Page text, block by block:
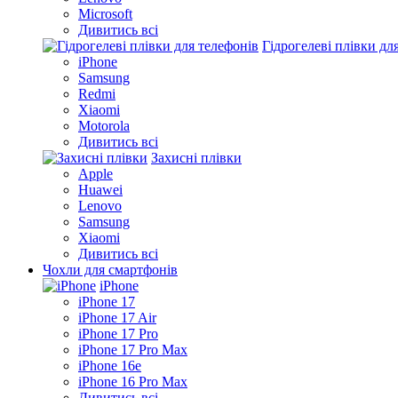
Microsoft
Дивитись всі
Гідрогелеві плівки
iPhone
Samsung
Redmi
Xiaomi
Motorola
Дивитись всі
Захисні плівки
Apple
Huawei
Lenovo
Samsung
Xiaomi
Дивитись всі
Чохли для смартфонів
iPhone
iPhone 17
iPhone 17 Air
iPhone 17 Pro
iPhone 17 Pro Max
iPhone 16e
iPhone 16 Pro Max